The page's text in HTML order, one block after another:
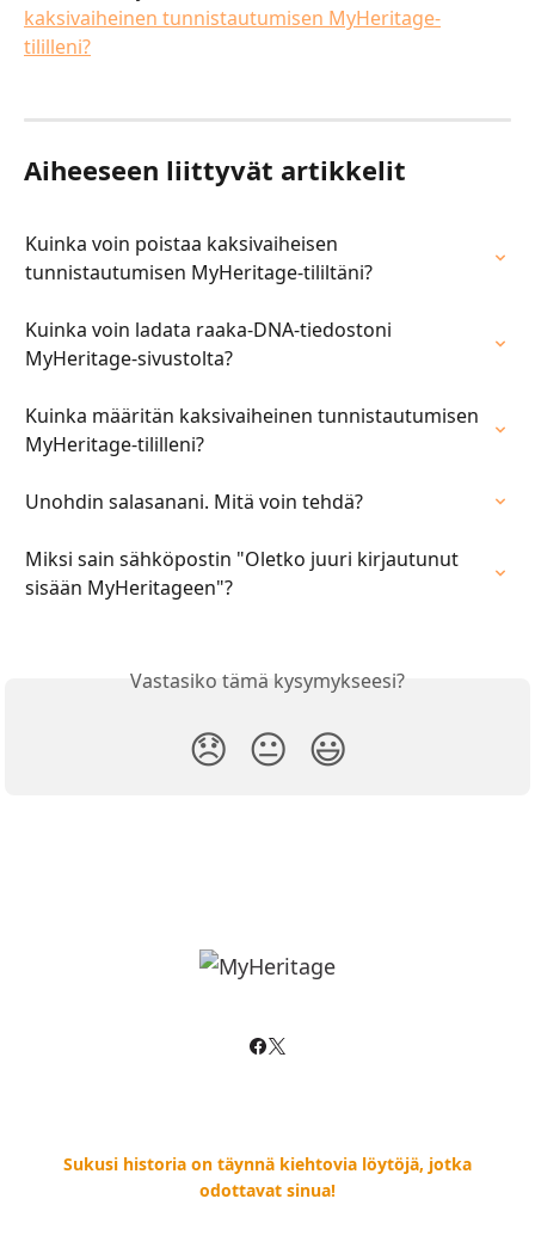
kaksivaiheinen tunnistautumisen MyHeritage-
tililleni?
Aiheeseen liittyvät artikkelit
Kuinka voin poistaa kaksivaiheisen
tunnistautumisen MyHeritage-tililtäni?
Kuinka voin ladata raaka-DNA-tiedostoni
MyHeritage-sivustolta?
Kuinka määritän kaksivaiheinen tunnistautumisen
MyHeritage-tililleni?
Unohdin salasanani. Mitä voin tehdä?
Miksi sain sähköpostin "Oletko juuri kirjautunut
sisään MyHeritageen"?
Vastasiko tämä kysymykseesi?
😞 😐 😃
Sukusi historia on täynnä kiehtovia löytöjä, jotka
odottavat sinua!